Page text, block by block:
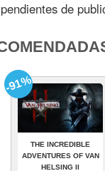
de
THE INCREDIBLE
ADVENTURES OF VAN
HELSING II
-91%